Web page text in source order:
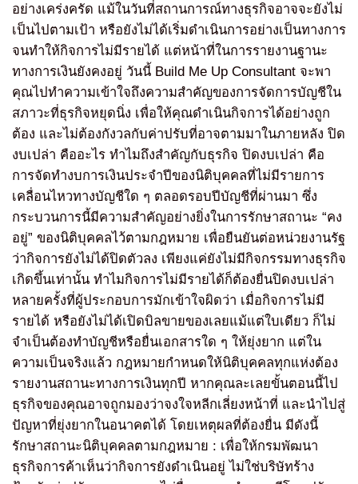
อย่างเคร่งครัด แม้ในวันที่สถานการณ์ทางธุรกิจอาจจะยังไม่
เป็นไปตามเป้า หรือยังไม่ได้เริ่มดำเนินการอย่างเป็นทางการ
จนทำให้กิจการไม่มีรายได้ แต่หน้าที่ในการรายงานฐานะ
ทางการเงินยังคงอยู่ วันนี้ Build Me Up Consultant จะพา
คุณไปทำความเข้าใจถึงความสำคัญของการจัดการบัญชีใน
สภาวะที่ธุรกิจหยุดนิ่ง เพื่อให้คุณดำเนินกิจการได้อย่างถูก
ต้อง และไม่ต้องกังวลกับค่าปรับที่อาจตามมาในภายหลัง ปิด
งบเปล่า คืออะไร ทำไมถึงสำคัญกับธุรกิจ ปิดงบเปล่า คือ
การจัดทำงบการเงินประจำปีของนิติบุคคลที่ไม่มีรายการ
เคลื่อนไหวทางบัญชีใด ๆ ตลอดรอบปีบัญชีที่ผ่านมา ซึ่ง
กระบวนการนี้มีความสำคัญอย่างยิ่งในการรักษาสถานะ “คง
อยู่” ของนิติบุคคลไว้ตามกฎหมาย เพื่อยืนยันต่อหน่วยงานรัฐ
ว่ากิจการยังไม่ได้ปิดตัวลง เพียงแค่ยังไม่มีกิจกรรมทางธุรกิจ
เกิดขึ้นเท่านั้น ทำไมกิจการไม่มีรายได้ก็ต้องยื่นปิดงบเปล่า
หลายครั้งที่ผู้ประกอบการมักเข้าใจผิดว่า เมื่อกิจการไม่มี
รายได้ หรือยังไม่ได้เปิดบิลขายของเลยแม้แต่ใบเดียว ก็ไม่
จำเป็นต้องทำบัญชีหรือยื่นเอกสารใด ๆ ให้ยุ่งยาก แต่ใน
ความเป็นจริงแล้ว กฎหมายกำหนดให้นิติบุคคลทุกแห่งต้อง
รายงานสถานะทางการเงินทุกปี หากคุณละเลยขั้นตอนนี้ไป
ธุรกิจของคุณอาจถูกมองว่าจงใจหลีกเลี่ยงหน้าที่ และนำไปสู่
ปัญหาที่ยุ่งยากในอนาคตได้ โดยเหตุผลที่ต้องยื่น มีดังนี้
รักษาสถานะนิติบุคคลตามกฎหมาย : เพื่อให้กรมพัฒนา
ธุรกิจการค้าเห็นว่ากิจการยังดำเนินอยู่ ไม่ใช่บริษัทร้าง